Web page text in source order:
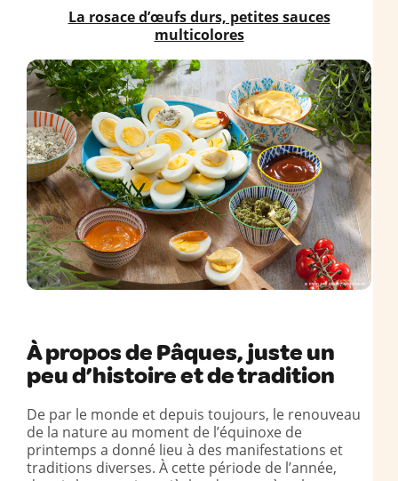
La rosace d’œufs durs, petites sauces
multicolores
À propos de Pâques, juste un
peu d’histoire et de tradition
De par le monde et depuis toujours, le renouveau
de la nature au moment de l’équinoxe de
printemps a donné lieu à des manifestations et
traditions diverses. À cette période de l’année,